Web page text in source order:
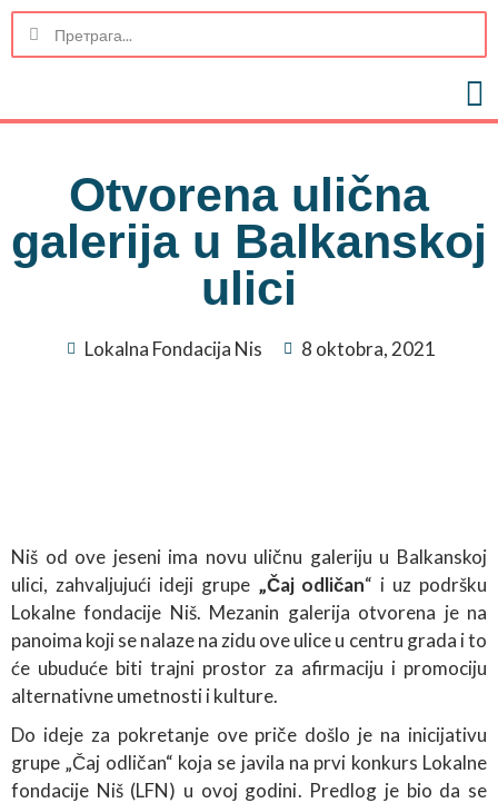
Otvorena ulična
galerija u Balkanskoj
ulici
Lokalna Fondacija Nis 8 oktobra, 2021
Niš od ove jeseni ima novu uličnu galeriju u Balkanskoj
ulici, zahvaljujući ideji grupe „Čaj odličan“ i uz podršku
Lokalne fondacije Niš. Mezanin galerija otvorena je na
panoima koji se nalaze na zidu ove ulice u centru grada i to
će ubuduće biti trajni prostor za afirmaciju i promociju
alternativne umetnosti i kulture.
Do ideje za pokretanje ove priče došlo je na inicijativu
grupe „Čaj odličan“ koja se javila na prvi konkurs Lokalne
fondacije Niš (LFN) u ovoj godini. Predlog je bio da se